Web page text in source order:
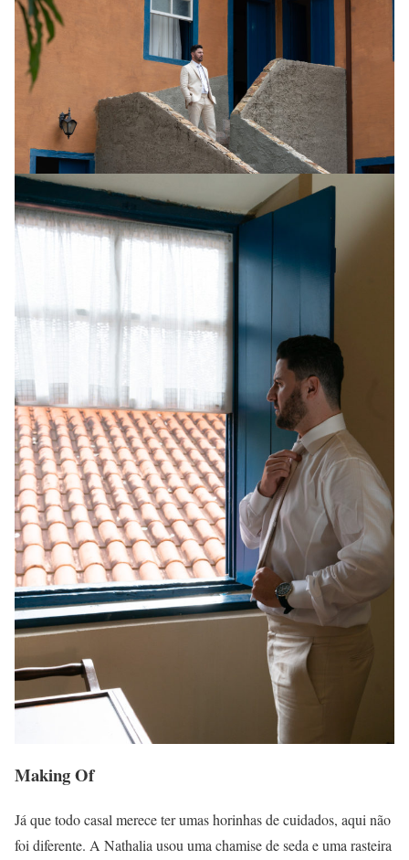
Making Of
Já que todo casal merece ter umas horinhas de cuidados, aqui não
foi diferente. A Nathalia usou uma chamise de seda e uma rasteira